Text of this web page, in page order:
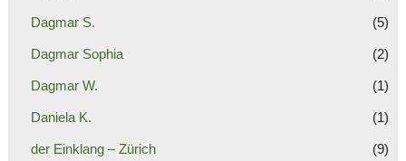
Dagmar S. (5)
Dagmar Sophia (2)
Dagmar W. (1)
Daniela K. (1)
der Einklang – Zürich (9)